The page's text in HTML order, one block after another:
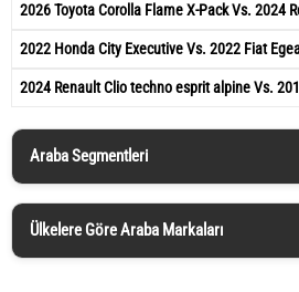
2026 Toyota Corolla Flame X-Pack Vs. 2024
2022 Honda City Executive Vs. 2022 Fiat
2024 Renault Clio techno esprit alpine Vs.
Araba Segmentleri
Ülkelere Göre Araba Markaları